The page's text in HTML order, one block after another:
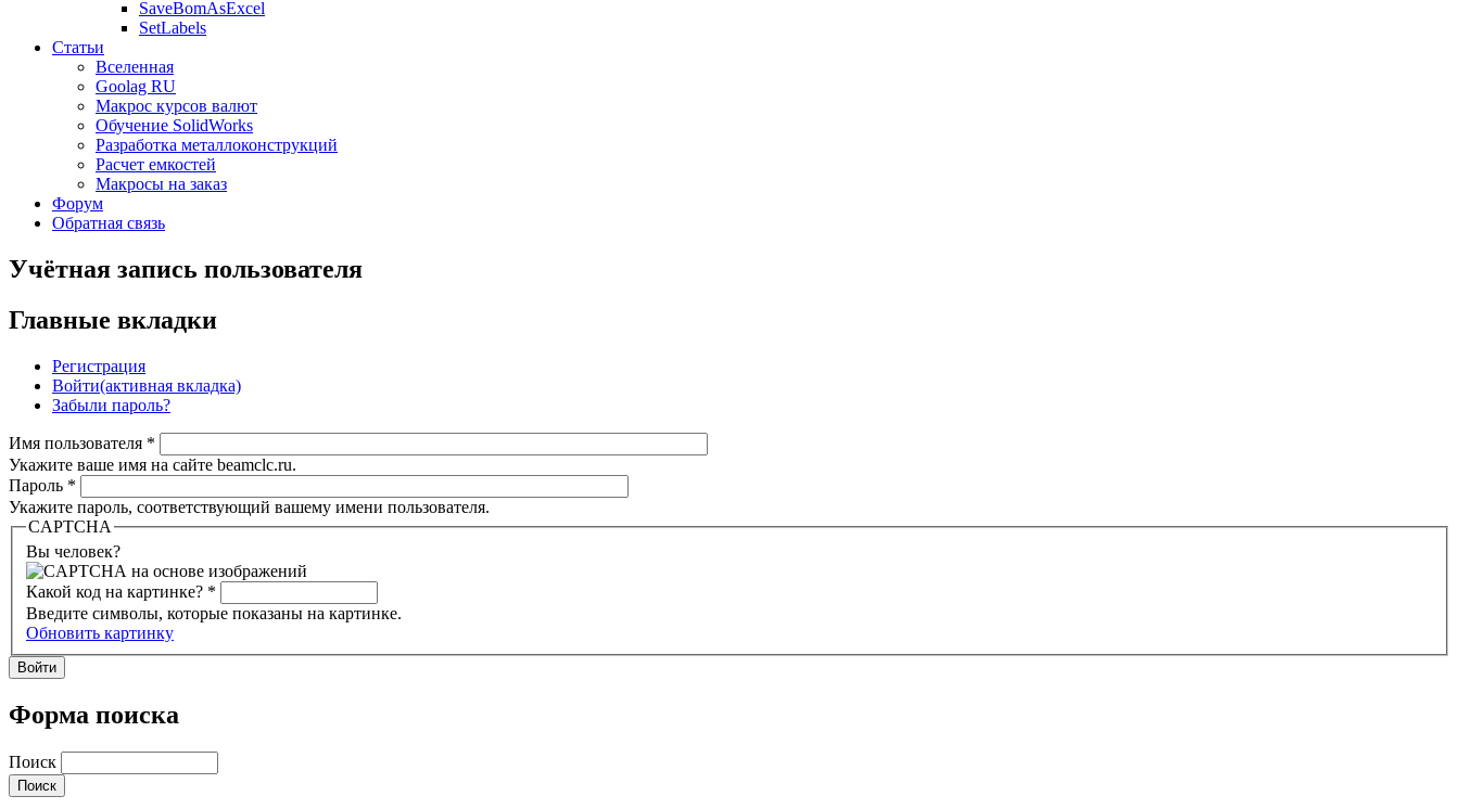
SaveBomAsExcel
SetLabels
Статьи
Вселенная
Goolag RU
Макрос курсов валют
Обучение SolidWorks
Разработка металлоконструкций
Расчет емкостей
Макросы на заказ
Форум
Обратная связь
Учётная запись пользователя
Главные вкладки
Регистрация
Войти(активная вкладка)
Забыли пароль?
Имя пользователя *
Укажите ваше имя на сайте beamclc.ru.
Пароль *
Укажите пароль, соответствующий вашему имени пользователя.
CAPTCHA
Вы человек?
Какой код на картинке? *
Введите символы, которые показаны на картинке.
Обновить картинку
Форма поиска
Поиск